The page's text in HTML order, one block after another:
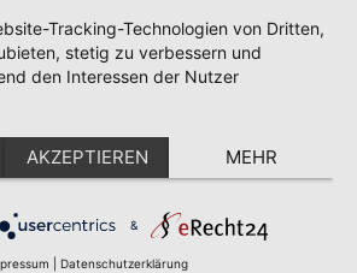
Tracking-Technologien von Dritten,
stetig zu verbessern und
den Interessen der Nutzer
AKZEPTIEREN MEHR
&
Datenschutzerklärung